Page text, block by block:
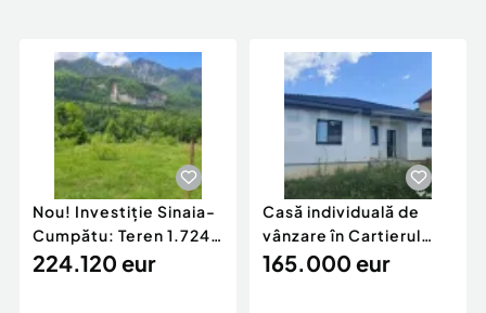
Nou! Investiție Sinaia-
Cumpătu: Teren 1.724
mp cu Proiect
224.120 eur
Casă individuală de
vânzare în Cartierul
Răsăritului,
165.000 eur